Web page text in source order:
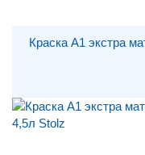
Краска A1 экстра